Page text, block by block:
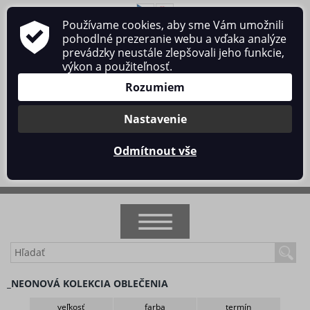
O nás Obchodné podmienky
Ochrana osobných údajov
Kontakt
Prihlásiť sa/Registrácia
NOVINKY
_NEONOVÁ KOLEKCIA OBLEČENIA
veľkosť farba termín
Používame cookies, aby sme Vám umožnili
pohodlné prezeranie webu a vďaka analýze
prevádzky neustále zlepšovali jeho funkcie,
výkon a použiteľnosť.
Rozumiem
Nastavenie
Odmítnout vše